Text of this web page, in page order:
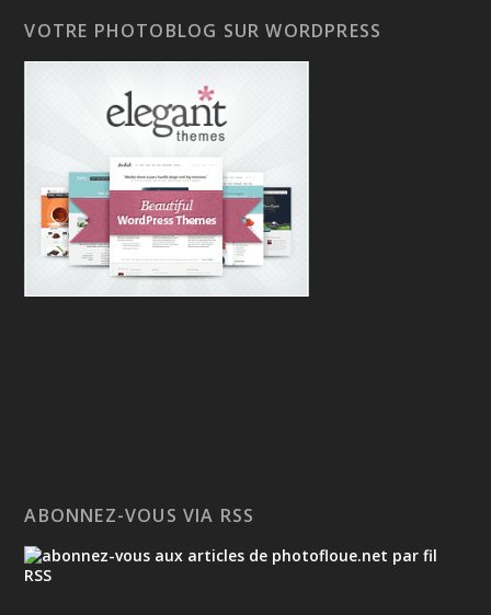
VOTRE PHOTOBLOG SUR WORDPRESS
ABONNEZ-VOUS VIA RSS